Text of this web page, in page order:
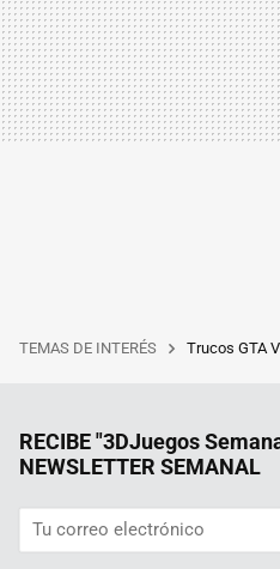
TEMAS DE INTERÉS Trucos GTA
RECIBE "3DJuegos
NEWSLETTER SEMANAL